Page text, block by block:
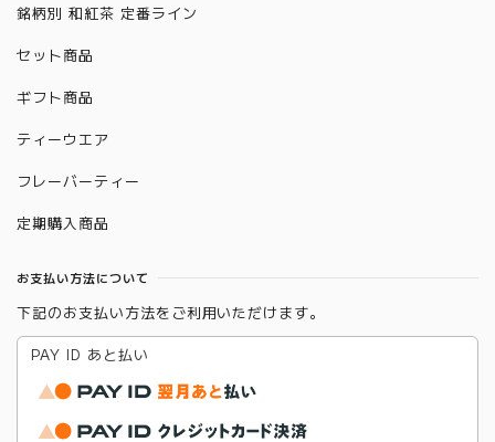
銘柄別 和紅茶 定番ライン
セット商品
ギフト商品
ティーウエア
フレーバーティー
定期購入商品
お支払い方法について
下記のお支払い方法をご利用いただけます。
PAY ID あと払い